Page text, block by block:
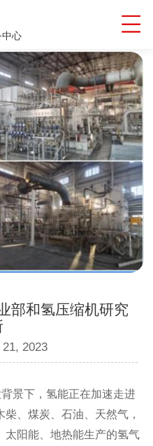
中心
部和氢压缩机研究
2023
景下，氢能正在加速走进
、煤炭、石油、天然气，
太阳能、地热能生产的氢气